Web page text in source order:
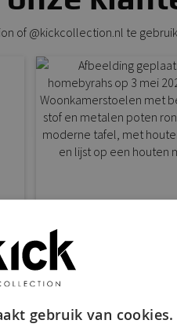
of @kickcollection.nl te
gebruik van cookies.